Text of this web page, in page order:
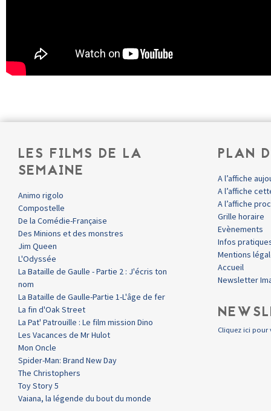
LES FILMS DE LA
SEMAINE
Animo rigolo
Compostelle
De la Comédie-Française
Des Minions et des monstres
Jim Queen
L'Odyssée
La Bataille de Gaulle - Partie 2 : J'écris ton
nom
La Bataille de Gaulle-Partie 1-L'âge de fer
La fin d'Oak Street
La Pat' Patrouille : Le film mission Dino
Les Vacances de Mr Hulot
Mon Oncle
Spider-Man: Brand New Day
The Christophers
Toy Story 5
Vaiana, la légende du bout du monde
PLAN
A l’affiche
A l’affiche
A l’affiche
Grille horaire
Evènements
Infos
Mentions
Accueil
Newsletter
Cliquez ici pour